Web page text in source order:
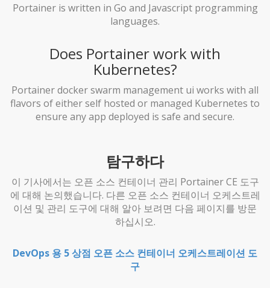
Portainer is written in Go and Javascript programming
languages.
Does Portainer work with
Kubernetes?
Portainer docker swarm management ui works with all
flavors of either self hosted or managed Kubernetes to
ensure any app deployed is safe and secure.
탐구하다
이 기사에서는 오픈 소스 컨테이너 관리 Portainer CE 도구
에 대해 논의했습니다. 다른 오픈 소스 컨테이너 오케스트레
이션 및 관리 도구에 대해 알아 보려면 다음 페이지를 방문
하십시오.
DevOps 용 5 상점 오픈 소스 컨테이너 오케스트레이션 도
구